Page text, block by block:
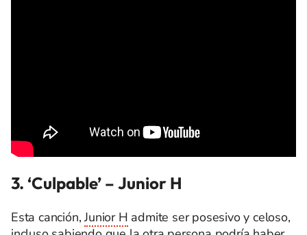
3. ‘Culpable’ – Junior H
Esta canción,Junior H admite ser posesivo y celoso,